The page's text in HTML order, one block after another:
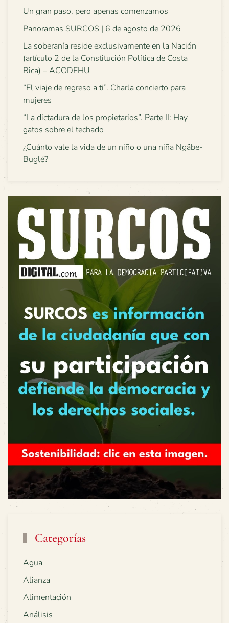
Un gran paso, pero apenas comenzamos
Panoramas SURCOS | 6 de agosto de 2026
La soberanía reside exclusivamente en la Nación
(artículo 2 de la Constitución Política de Costa
Rica) – ACODEHU
“El viaje de regreso a ti”. Charla concierto para
mujeres
“La dictadura de los propietarios”. Parte II: Hay
gatos sobre el techado
¿Cuánto vale la vida de un niño o una niña Ngäbe-
Buglé?
Categorías
Agua
Alianza
Alimentación
Análisis